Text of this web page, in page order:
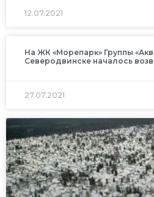
12.07.2021
На ЖК «Морепарк» Группы
Северодвинске началось
27.07.2021